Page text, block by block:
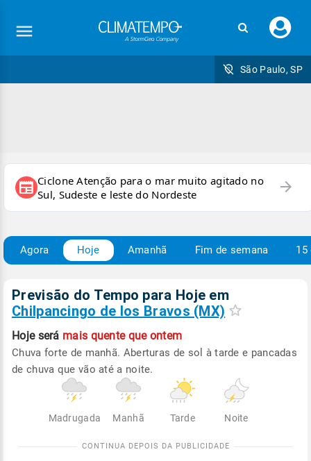
seu
São Paulo, SP
newspaper Ciclone Atenção para o mar muito agitado no
Sul, Sudeste e leste do Nordeste
arrow_forward
Agora Hoje Amanhã Fim de semana 15
Previsão do Tempo para Hoje em
Chilpancingo de los Bravos (MX)
Hoje será mais quente que ontem
Chuva forte de manhã. Aberturas de sol à tarde e pancadas
de chuva que vão até a noite.
Madrugada Manhã Tarde Noite